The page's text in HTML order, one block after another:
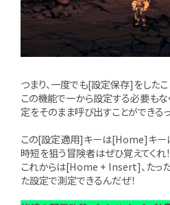
つまり、一度でも[設定保存]をした
この機能で一から設定する必要もな
定をそのまま呼び出すことができる
この[設定適用]キーは[Home]キーに
時短を狙う冒険者はぜひ覚えてくれ！
これからは[Home + Insert]、たった
た設定で測定できるんだぜ！